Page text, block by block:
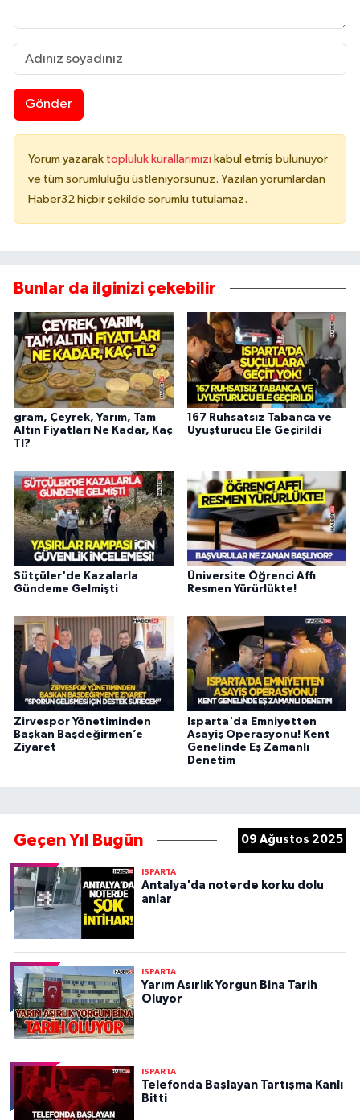
Gönder
Yorum yazarak topluluk kurallarımızı kabul etmiş bulunuyor
ve tüm sorumluluğu üstleniyorsunuz. Yazılan yorumlardan
Haber32 hiçbir şekilde sorumlu tutulamaz.
Bunlar da ilginizi çekebilir
gram, Çeyrek, Yarım, Tam
Altın Fiyatları Ne Kadar, Kaç
Tl?
167 Ruhsatsız Tabanca ve
Uyuşturucu Ele Geçirildi
Sütçüler'de Kazalarla
Gündeme Gelmişti
Üniversite Öğrenci Affı
Resmen Yürürlükte!
Zirvespor Yönetiminden
Başkan Başdeğirmen’e
Ziyaret
Isparta'da Emniyetten
Asayiş Operasyonu! Kent
Genelinde Eş Zamanlı
Denetim
Geçen Yıl Bugün 09 Ağustos 2025
ISPARTA
Antalya'da noterde korku dolu
anlar
ISPARTA
Yarım Asırlık Yorgun Bina Tarih
Oluyor
ISPARTA
Telefonda Başlayan Tartışma Kanlı
Bitti